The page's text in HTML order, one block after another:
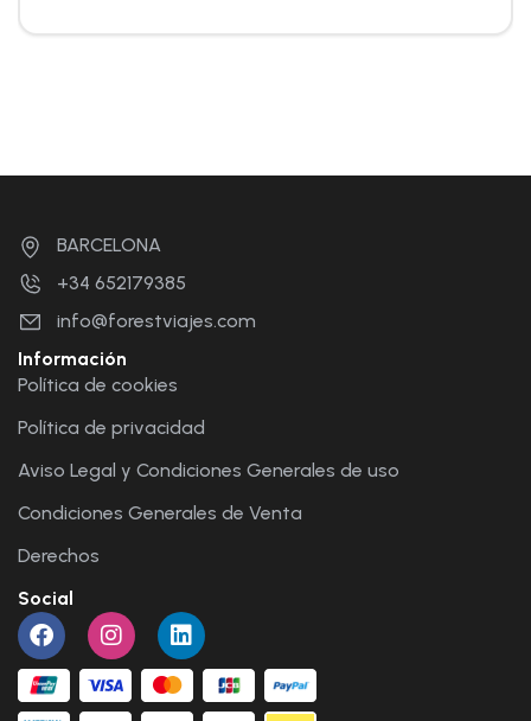
BARCELONA
+34 652179385
info@forestviajes.com
Información
Política de cookies
Política de privacidad
Aviso Legal y Condiciones Generales de uso
Condiciones Generales de Venta
Derechos
Social